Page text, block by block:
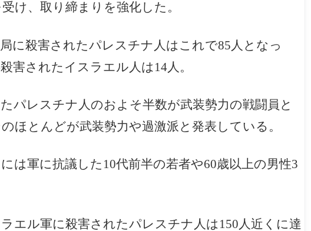
け、取り締まりを強化した。
に殺害されたパレスチナ人はこれで85人となっ
害されたイスラエル人は14人。
パレスチナ人のおよそ半数が武装勢力の戦闘員と
ほとんどが武装勢力や過激派と発表している。
は軍に抗議した10代前半の若者や60歳以上の男性3
エル軍に殺害されたパレスチナ人は150人近くに達